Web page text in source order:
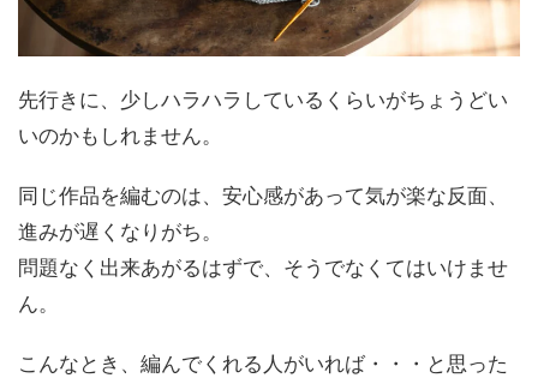
先行きに、少しハラハラしているくらいがちょうどい
いのかもしれません。
同じ作品を編むのは、安心感があって気が楽な反面、
進みが遅くなりがち。
問題なく出来あがるはずで、そうでなくてはいけませ
ん。
こんなとき、編んでくれる人がいれば・・・と思った